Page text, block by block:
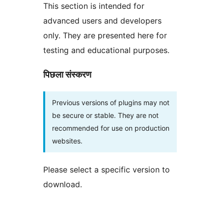
This section is intended for
advanced users and developers
only. They are presented here for
testing and educational purposes.
पिछला संस्करण
Previous versions of plugins may not
be secure or stable. They are not
recommended for use on production
websites.
Please select a specific version to
download.